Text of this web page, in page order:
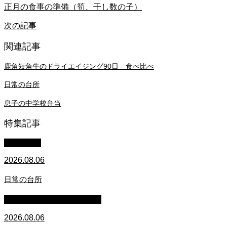
正月の食事の準備（筍、干し数の子）
次の記事
関連記事
鹿角短角牛のドライエイジング90日 食べ比べ
日常の台所
息子の中学校弁当
特集記事
2026.08.06
日常の台所
2026.08.06